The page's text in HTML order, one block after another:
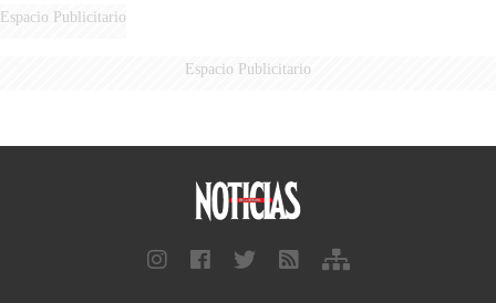
Espacio Publicitario
Espacio Publicitario